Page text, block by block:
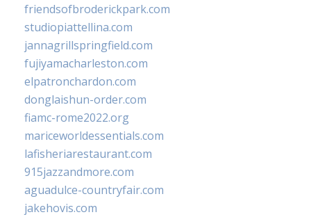
friendsofbroderickpark.com
studiopiattellina.com
jannagrillspringfield.com
fujiyamacharleston.com
elpatronchardon.com
donglaishun-order.com
fiamc-rome2022.org
mariceworldessentials.com
lafisheriarestaurant.com
915jazzandmore.com
aguadulce-countryfair.com
jakehovis.com